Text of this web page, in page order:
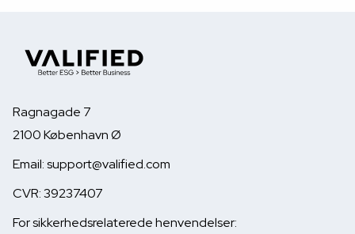
Ragnagade 7
2100 København Ø
Email: support@valified.com
CVR: 39237407
For sikkerhedsrelaterede henvendelser: